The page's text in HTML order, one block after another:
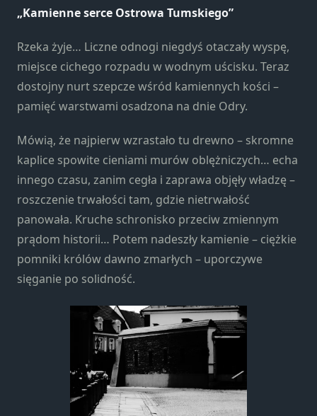
„Kamienne serce Ostrowa Tumskiego”
Rzeka żyje… Liczne odnogi niegdyś otaczały wyspę,
miejsce cichego rozpadu w wodnym uścisku. Teraz
dostojny nurt szepcze wśród kamiennych kości –
pamięć warstwami osadzona na dnie Odry.
Mówią, że najpierw wzrastało tu drewno – skromne
kaplice spowite cieniami murów oblężniczych… echa
innego czasu, zanim cegła i zaprawa objęły władzę –
roszczenie trwałości tam, gdzie nietrwałość
panowała. Kruche schronisko przeciw zmiennym
prądom historii… Potem nadeszły kamienie – ciężkie
pomniki królów dawno zmarłych – uporczywe
sięganie po solidność.
Konieczne
Te pliki cookie
opcjonalne. Są
one potrzebne
do
funkcjonowania
strony
internetowej.
Statystyka
Abyśmy mogli
poprawić
funkcjonalność
i strukturę
strony
internetowej,